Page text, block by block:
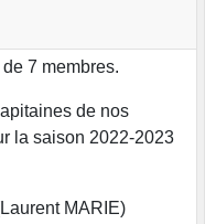
7 membres.
de nos
la saison 2022-2023
MARIE)